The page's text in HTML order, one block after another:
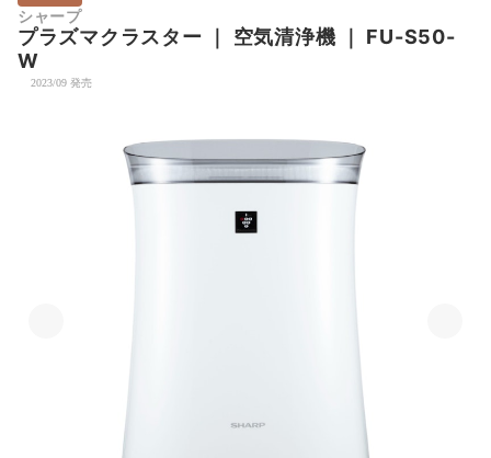
シャープ
プラズマクラスター 空気清浄機
FU-S50-
W
2023/09 発売